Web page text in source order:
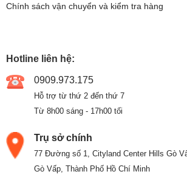
Chính sách vận chuyển và kiểm tra hàng
Hotline liên hệ:
0909.973.175
Hỗ trợ từ thứ 2 đến thứ 7
Từ 8h00 sáng - 17h00 tối
Trụ sở chính
77 Đường số 1, Cityland Center Hills Gò
Gò Vấp, Thành Phố Hồ Chí Minh